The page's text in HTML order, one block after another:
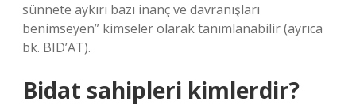
sünnete aykırı bazı inanç ve davranışları
benimseyen” kimseler olarak tanımlanabilir (ayrıca
bk. BID’AT).
Bidat sahipleri kimlerdir?